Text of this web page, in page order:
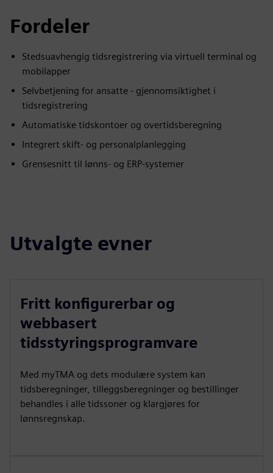
Fordeler
Stedsuavhengig tidsregistrering via virtuell terminal og
mobilapper
Selvbetjening for ansatte - gjennomsiktighet i
tidsregistrering
Automatiske tidskontoer og overtidsberegning
Integrert skift- og personalplanlegging
Grensesnitt til lønns- og ERP-systemer
Utvalgte evner
Fritt konfigurerbar og
webbasert
tidsstyringsprogramvare
Med myTMA og dets modulære system kan
tidsberegninger, tilleggsberegninger og bestillinger
behandles i alle tidssoner og klargjøres for
lønnsregnskap.